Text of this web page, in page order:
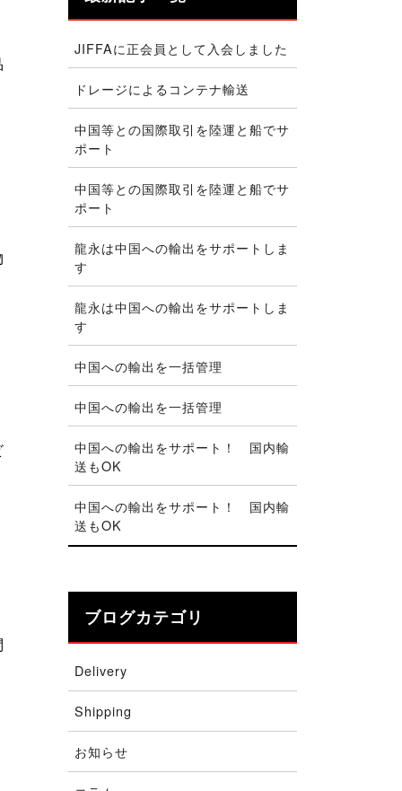
JIFFAに正会員として入会しました
ドレージによるコンテナ輸送
中国等との国際取引を陸運と船でサ
ポート
中国等との国際取引を陸運と船でサ
ポート
龍永は中国への輸出をサポートしま
す
龍永は中国への輸出をサポートしま
す
中国への輸出を一括管理
中国への輸出を一括管理
中国への輸出をサポート！ 国内輸
送もOK
中国への輸出をサポート！ 国内輸
送もOK
ブログカテゴリ
Delivery
Shipping
お知らせ